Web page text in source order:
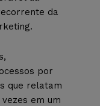
da
por
que relatam
em um